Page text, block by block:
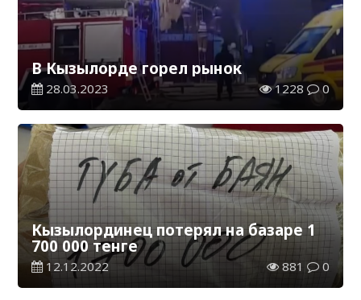
В Кызылорде горел рынок
28.03.2023 1228 0
Кызылординец потерял на базаре 1
700 000 тенге
12.12.2022 881 0